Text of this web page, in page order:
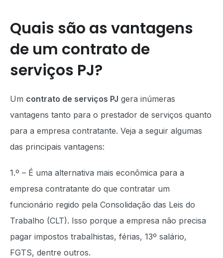
Quais são as vantagens
de um contrato de
serviços PJ?
Um contrato de serviços PJ gera inúmeras
vantagens tanto para o prestador de serviços quanto
para a empresa contratante. Veja a seguir algumas
das principais vantagens:
1.º – É uma alternativa mais econômica para a
empresa contratante do que contratar um
funcionário regido pela Consolidação das Leis do
Trabalho (CLT). Isso porque a empresa não precisa
pagar impostos trabalhistas, férias, 13º salário,
FGTS, dentre outros.